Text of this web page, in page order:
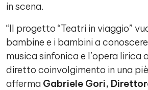
in scena.
“Il progetto “Teatri in viaggio”
bambine e i bambini a
musica sinfonica e l’opera lirica
diretto coinvolgimento in una
afferma Gabriele Gori,